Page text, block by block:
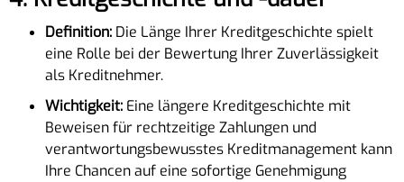
Definition: Die Länge Ihrer Kreditgeschichte spielt
eine Rolle bei der Bewertung Ihrer Zuverlässigkeit
als Kreditnehmer.
Wichtigkeit: Eine längere Kreditgeschichte mit
Beweisen für rechtzeitige Zahlungen und
verantwortungsbewusstes Kreditmanagement kann
Ihre Chancen auf eine sofortige Genehmigung